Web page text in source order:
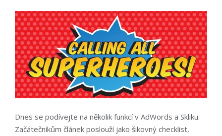
Dnes se podívejte na několik funkcí v AdWords a Skliku.
Začátečníkům článek poslouží jako šikovný checklist,